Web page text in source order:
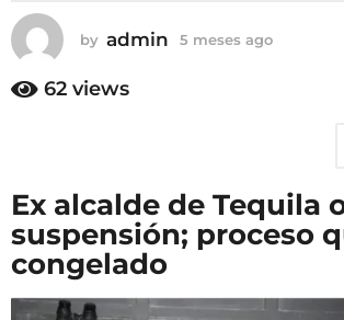
s
a
g
by admin 5 meses ago
o
62 views
Ex alcalde de Tequila
suspensión; proceso
congelado